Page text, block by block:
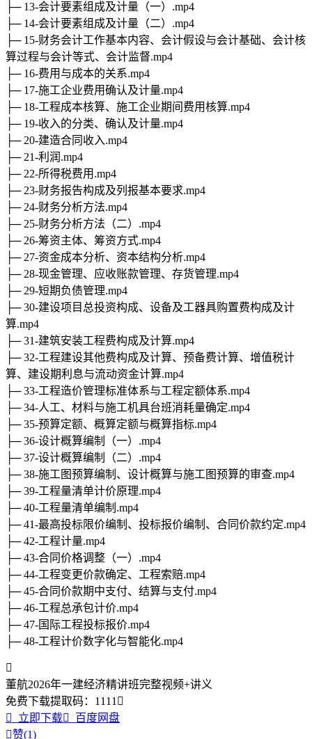
├─ 13-会计要素组成及计量（一）.mp4
├─ 14-会计要素组成及计量（二）.mp4
├─ 15-财务会计工作基本内容、会计假设与会计基础、会计核
算过程与会计等式、会计监督.mp4
├─ 16-费用与成本的关系.mp4
├─ 17-施工企业费用确认及计量.mp4
├─ 18-工程成本核算、施工企业期间费用核算.mp4
├─ 19-收入的分类、确认及计量.mp4
├─ 20-建造合同收入.mp4
├─ 21-利润.mp4
├─ 22-所得税费用.mp4
├─ 23-财务报告构成及列报基本要求.mp4
├─ 24-财务分析方法.mp4
├─ 25-财务分析方法（二）.mp4
├─ 26-筹资主体、筹资方式.mp4
├─ 27-资金成本分析、资本结构分析.mp4
├─ 28-现金管理、应收账款管理、存货管理.mp4
├─ 29-短期负债管理.mp4
├─ 30-建设项目总投资构成、设备及工器具购置费构成及计
算.mp4
├─ 31-建筑安装工程费构成及计算.mp4
├─ 32-工程建设其他费构成及计算、预备费计算、增值税计
算、建设期利息与流动资金计算.mp4
├─ 33-工程造价管理标准体系与工程定额体系.mp4
├─ 34-人工、材料与施工机具台班消耗量确定.mp4
├─ 35-预算定额、概算定额与概算指标.mp4
├─ 36-设计概算编制（一）.mp4
├─ 37-设计概算编制（二）.mp4
├─ 38-施工图预算编制、设计概算与施工图预算的审查.mp4
├─ 39-工程量清单计价原理.mp4
├─ 40-工程量清单编制.mp4
├─ 41-最高投标限价编制、投标报价编制、合同价款约定.mp4
├─ 42-工程计量.mp4
├─ 43-合同价格调整（一）.mp4
├─ 44-工程变更价款确定、工程索赔.mp4
├─ 45-合同价款期中支付、结算与支付.mp4
├─ 46-工程总承包计价.mp4
├─ 47-国际工程投标报价.mp4
├─ 48-工程计价数字化与智能化.mp4

董航2026年一建经济精讲班完整视频+讲义
免费下载提取码： 1111 

立即下载
百度网盘
赞(1)